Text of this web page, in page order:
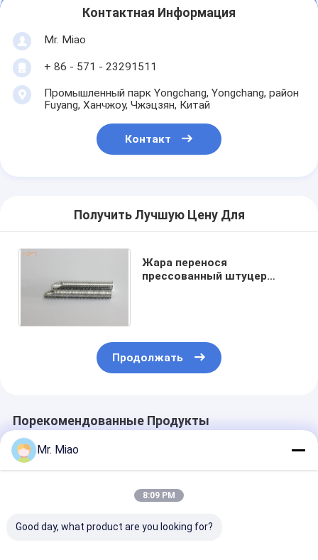
Контактная Информация
Mr. Miao
+ 86 - 571 - 23291511
Промышленный парк Yongchang, Yongchang, район
Fuyang, Ханчжоу, Чжэцзян, Китай
Контакт
Получить Лучшую Цену Для
Жара перенося
прессованный штуцер
Продолжать
Порекомендованные Продукты
Mr. Miao
8:09 PM
Good day, what product are you looking for?